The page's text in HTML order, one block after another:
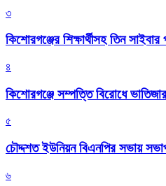
৩
কিশোরগঞ্জের শিক্ষার্থীসহ তিন
৪
কিশোরগঞ্জে সম্পত্তি বিরোধে
৫
চৌদ্দশত ইউনিয়ন বিএনপির সভায়
৬